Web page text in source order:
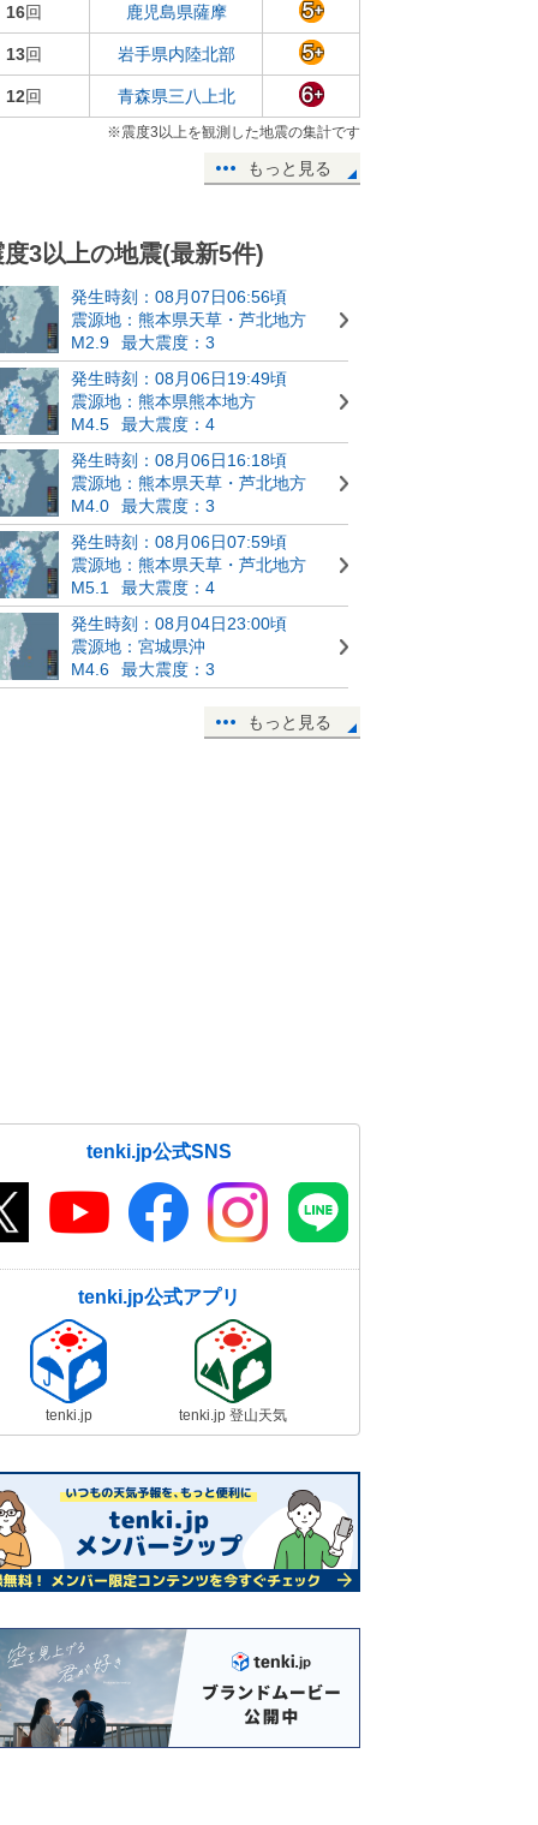
16回 鹿児島県薩摩
13回 岩手県内陸北部
12回 青森県三八上北
※震度3以上を観測した地震の集計です
もっと見る
度3以上の地震(最新5件)
発生時刻：08月07日06:56頃
震源地：熊本県天草・芦北地方
M2.9
最大震度：3
発生時刻：08月06日19:49頃
震源地：熊本県熊本地方
M4.5
最大震度：4
発生時刻：08月06日16:18頃
震源地：熊本県天草・芦北地方
M4.0
最大震度：3
発生時刻：08月06日07:59頃
震源地：熊本県天草・芦北地方
M5.1
最大震度：4
発生時刻：08月04日23:00頃
震源地：宮城県沖
M4.6
最大震度：3
もっと見る
tenki.jp公式SNS
tenki.jp公式アプリ
tenki.jp tenki.jp 登山天気